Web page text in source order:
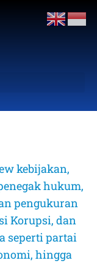
kebijakan,
hukum,
pengukuran
Korupsi, dan
seperti partai
hingga